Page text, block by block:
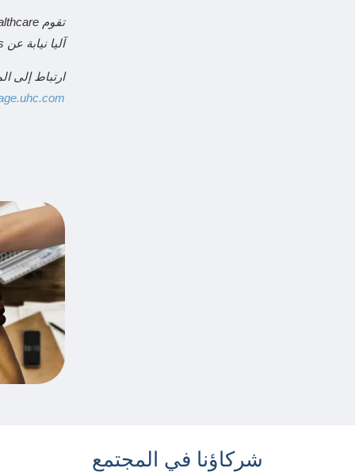
آليا نيابة عن Valley Cities.
ارتباط إلى
شركاؤنا في المجتمع